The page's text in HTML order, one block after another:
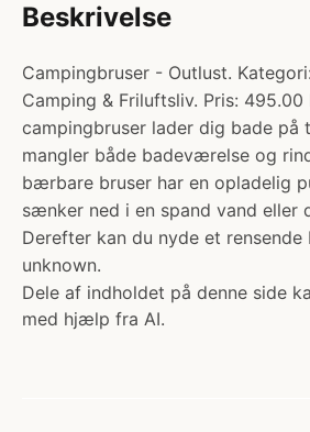
Beskrivelse
Campingbruser - Outlust.
Camping & Friluftsliv. Pris:
campingbruser lader dig bade på
mangler både badeværelse og
bærbare bruser har en opladelig
sænker ned i en spand vand eller
Derefter kan du nyde et rensende
unknown.
Dele af indholdet på denne side
med hjælp fra AI.